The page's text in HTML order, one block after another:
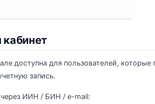
кабинет
доступна для пользователей,
запись.
через ИИН / БИН / e-mail: